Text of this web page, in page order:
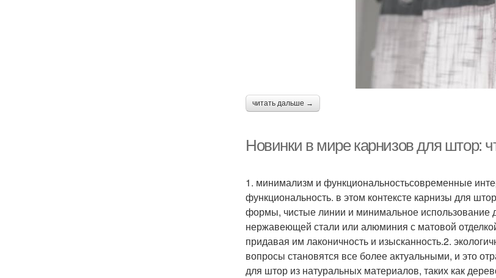
читать дальше →
Новинки в мире карнизов для штор:
1. минимализм и функциональностьсовременные
функциональность. в этом контексте карнизы для
формы, чистые линии и минимальное использование
нержавеющей стали или алюминия с матовой
придавая им лаконичность и изысканность.2.
вопросы становятся все более актуальными, и это
для штор из натуральных материалов, таких как